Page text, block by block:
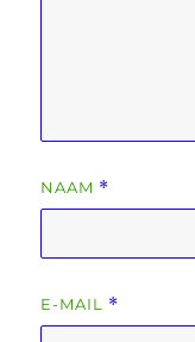
NAAM *
E-MAIL *